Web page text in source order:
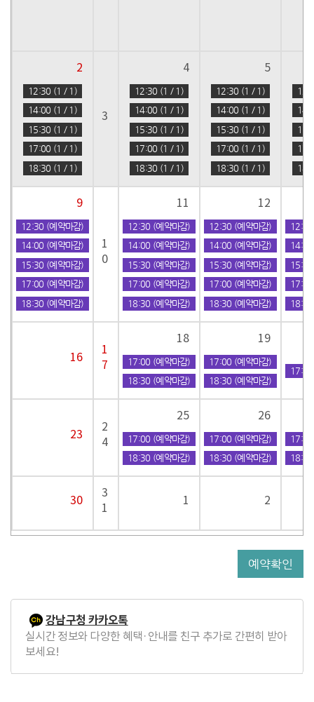
2
12:30 (1 / 1)
14:00 (1 / 1)
15:30 (1 / 1)
17:00 (1 / 1)
18:30 (1 / 1)
3
4
12:30 (1 / 1)
14:00 (1 / 1)
15:30 (1 / 1)
17:00 (1 / 1)
18:30 (1 / 1)
5
12:30 (1 / 1)
14:00 (1 / 1)
15:30 (1 / 1)
17:00 (1 / 1)
18:30 (1 / 1)
9
12:30 (예약마감)
14:00 (예약마감)
15:30 (예약마감)
17:00 (예약마감)
18:30 (예약마감)
1
0
11
12:30 (예약마감)
14:00 (예약마감)
15:30 (예약마감)
17:00 (예약마감)
18:30 (예약마감)
12
12:30 (예약마감)
14:00 (예약마감)
15:30 (예약마감)
17:00 (예약마감)
18:30 (예약마감)
16
1
7
18
17:00 (예약마감)
18:30 (예약마감)
19
17:00 (예약마감)
18:30 (예약마감)
23
2
4
25
17:00 (예약마감)
18:30 (예약마감)
26
17:00 (예약마감)
18:30 (예약마감)
30
3
1
1 2
예약확인
강남구청 카카오톡
실시간 정보와 다양한 혜택·안내를 친구 추가로 간편히 받아
보세요!